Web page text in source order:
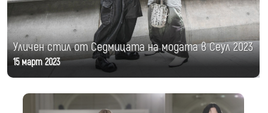
Уличен стил от Седмицата на модата в Сеул 2023
15 март 2023